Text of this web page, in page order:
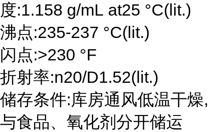
度:1.158 g/mL at25 °C(lit.)
沸点:235-237 °C(lit.)
闪点:>230 °F
折射率:n20/D1.52(lit.)
储存条件:库房通风低温干燥,
与食品、氧化剂分开储运